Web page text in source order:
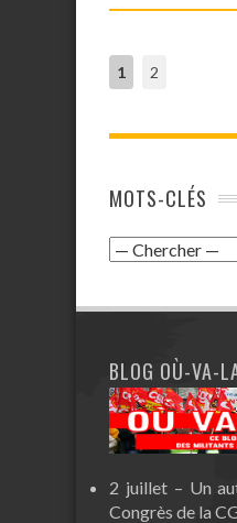
1 2
MOTS-CLÉS
BLOG OÙ-VA-
2 juillet – Un
Congrès de la